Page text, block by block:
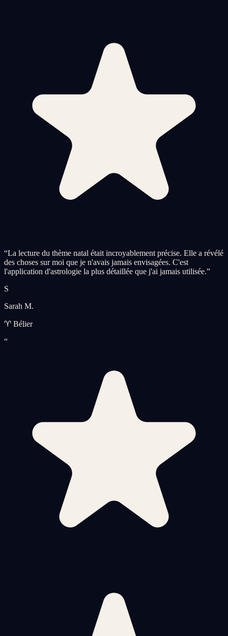
“La lecture du thème natal était incroyablement précise. Elle a révélé
des choses sur moi que je n'avais jamais envisagées. C'est
l'application d'astrologie la plus détaillée que j'ai jamais utilisée.”
S
Sarah M.
♈ Bélier
“